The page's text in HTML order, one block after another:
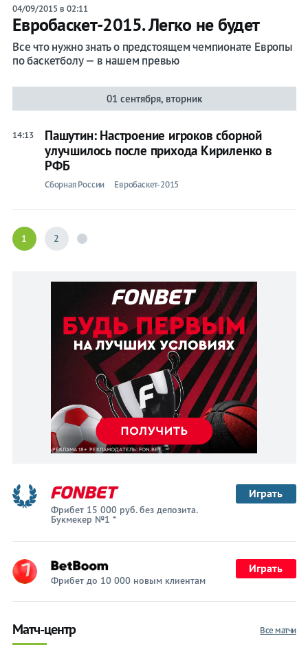
04/09/2015 в 02:11
Евробаскет-2015. Легко не будет
Все что нужно знать о предстоящем чемпионате Европы
по баскетболу — в нашем превью
01 сентября, вторник
14:13
Пашутин: Настроение игроков сборной
улучшилось после прихода Кириленко в
РФБ
Сборная России Евробаскет-2015
1 2
Фрибет 15 000 руб. без депозита.
Букмекер №1 *
Играть
Фрибет до 10 000 новым клиентам
Играть
Все матчи
Матч-центр